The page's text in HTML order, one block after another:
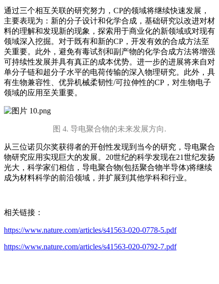
通过三个相互关联的研究努力，CP的领域将继续快速发展，
主要表现为：新的分子设计和化学合成，基础研究以改进对材
料的理解和发现新的现象，探索用于商业化的新领域或对现有
领域深入挖掘。对于既有和新的CP，开发有效的合成方法至
关重要。此外，避免有毒试剂和副产物的化学合成方法将增强
可持续性发展并具有真正的成本优势。进一步的进展将来自对
单分子链和超分子水平的电荷传输的深入物理研究。此外，具
有生物兼容性、优异机械柔韧性/可拉伸性的CP，对生物电子
领域的应用至关重要。
图 4. 导电聚合物的未来发展方向.
从三位诺贝尔奖获得者的开创性发现到当今的研究，导电聚合
物研究应用实现巨大的发展。20世纪的科学发现在21世纪发扬
光大，科学家们相信，导电聚合物(包括聚合物半导体)将继续
成为材料科学的前沿领域，并扩展到其他学科和行业。
相关链接：
https://www.nature.com/articles/s41563-020-0778-5.pdf
https://www.nature.com/articles/s41563-020-0792-7.pdf